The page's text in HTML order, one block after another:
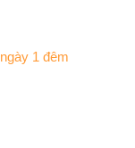
1 đêm